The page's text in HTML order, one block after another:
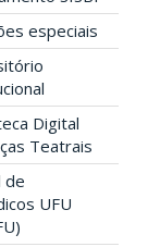
especiais
Digital
Teatrais
de
UFU